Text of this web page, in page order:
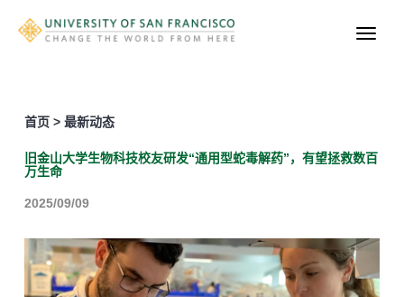
首页 > 最新动态
旧金山大学生物科技校友研发“通用型蛇毒解药”，有望拯救数百
万生命
2025/09/09